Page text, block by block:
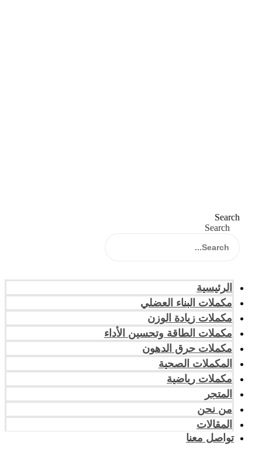
Search
Search
الرئيسية
مكملات البناء العضلي
مكملات زيادة الوزن
مكملات الطاقة وتحسين الأداء
مكملات حرق الدهون
المكملات الصحية
مكملات رياضية
المتجر
من نحن
المقالات
تواصل معنا